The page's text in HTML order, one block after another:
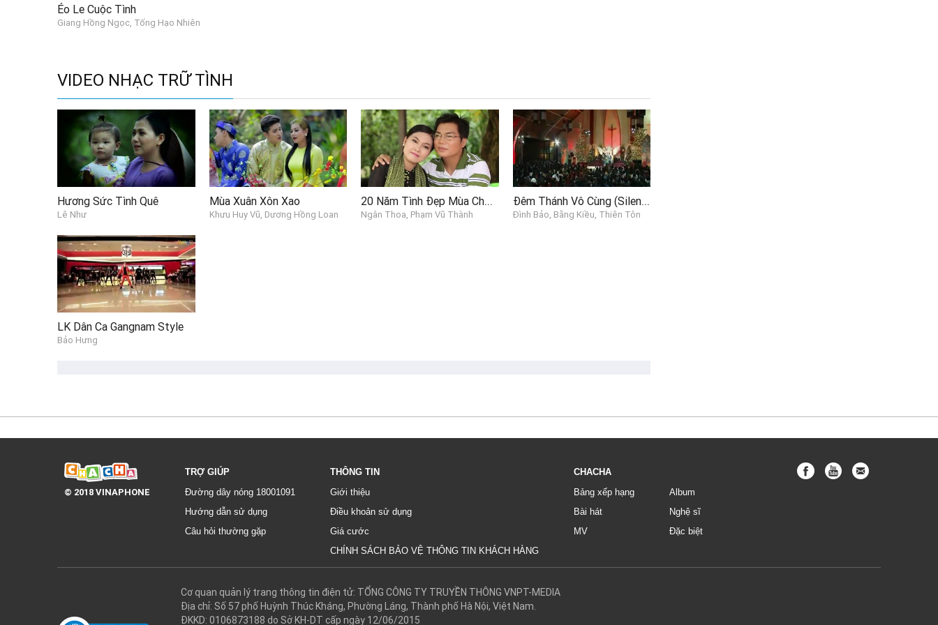
Éo Le Cuộc Tình
Giang Hồng Ngọc, Tống Hạo Nhiên
VIDEO NHẠC TRỮ TÌNH
Hương Sức Tình Quê
Lê Như
Mùa Xuân Xôn Xao
Khưu Huy Vũ, Dương Hồng Loan
20 Năm Tình Đẹp Mùa Chôm Chôm
Ngân Thoa, Phạm Vũ Thành
Đêm Thánh Vô Cùng (Silent Night)
Đình Bảo, Bằng Kiều, Thiên Tôn
LK Dân Ca Gangnam Style
Bảo Hưng
© 2018 VINAPHONE
TRỢ GIÚP
Đường dây nóng 18001091
Hướng dẫn sử dụng
Câu hỏi thường gặp
THÔNG TIN
Giới thiệu
Điều khoản sử dụng
Giá cước
CHÍNH SÁCH BẢO VỆ THÔNG TIN KHÁCH HÀNG
CHACHA
Bảng xếp hạng
Bài hát
MV
Album
Nghệ sĩ
Đặc biệt
Cơ quan quản lý trang thông tin điện tử: TỔNG CÔNG TY TRUYỀN THÔNG VNPT-MEDIA
Địa chỉ: Số 57 phố Huỳnh Thúc Kháng, Phường Láng, Thành phố Hà Nội, Việt Nam.
ĐKKD: 0106873188 do Sở KH-DT cấp ngày 12/06/2015